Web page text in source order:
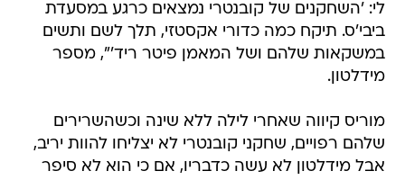
לי: 'השחקנים של קובנטרי נמצאים כרגע במסעדת
ביבי'ס. תיקח כמה כדורי אקסטזי, תלך לשם ותשים
במשקאות שלהם ושל המאמן פיטר ריד'", מספר
מידלטון.
מוריס קיווה שאחרי לילה ללא שינה וכשהשרירים
שלהם רפויים, שחקני קובנטרי לא יצליחו להוות יריב,
אבל מידלטון לא עשה כדבריו, אם כי הוא לא סיפר